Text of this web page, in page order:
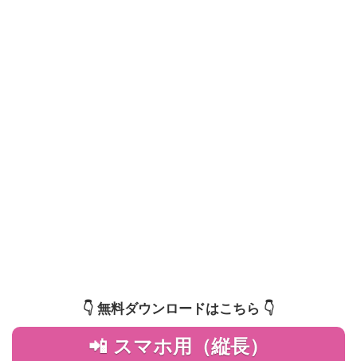
👇️ 無料ダウンロードはこちら 👇️
📲 スマホ用（縦長）